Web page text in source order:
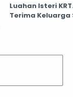
Luahan Isteri
Terima Keluarga